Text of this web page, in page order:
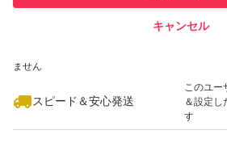
大切はお品物です。雑な梱包はして
観はそれぞれな事、配送中の破損や
ません。神経質な方は購入をお控え
万が一商品に問題がある場合は評価
ません
スピード＆安心発送
このユー
＆設定し
す
キャンセル